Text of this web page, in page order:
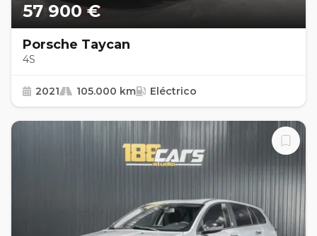
57 900 €
Porsche Taycan
4S
2021 105.000 km Eléctrico